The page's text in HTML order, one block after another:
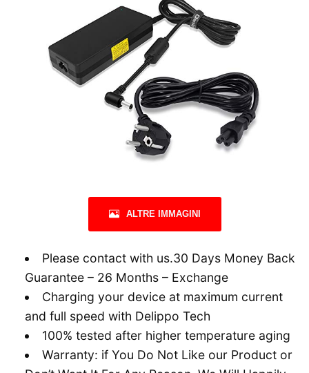
ALTRE IMMAGINI
Please contact with us.30 Days Money Back
Guarantee – 26 Months – Exchange
Charging your device at maximum current
and full speed with Delippo Tech
100% tested after higher temperature aging
Warranty: if You Do Not Like our Product or